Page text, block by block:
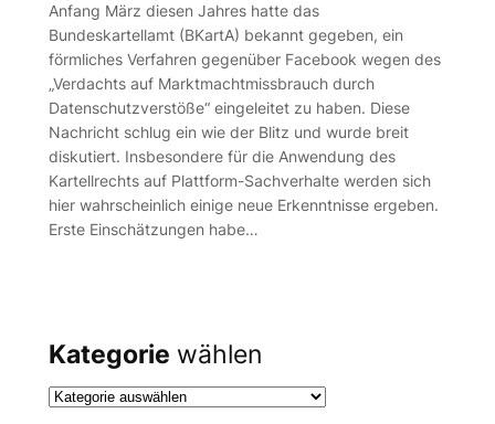
Anfang März diesen Jahres hatte das
Bundeskartellamt (BKartA) bekannt gegeben, ein
förmliches Verfahren gegenüber Facebook wegen des
„Verdachts auf Marktmachtmissbrauch durch
Datenschutzverstöße“ eingeleitet zu haben. Diese
Nachricht schlug ein wie der Blitz und wurde breit
diskutiert. Insbesondere für die Anwendung des
Kartellrechts auf Plattform-Sachverhalte werden sich
hier wahrscheinlich einige neue Erkenntnisse ergeben.
Erste Einschätzungen habe…
Kategorie wählen